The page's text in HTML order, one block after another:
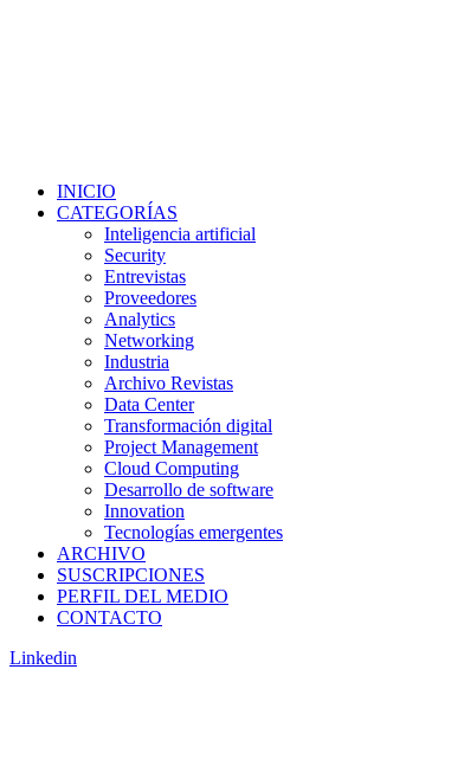
INICIO
CATEGORÍAS
Inteligencia artificial
Security
Entrevistas
Proveedores
Analytics
Networking
Industria
Archivo Revistas
Data Center
Transformación digital
Project Management
Cloud Computing
Desarrollo de software
Innovation
Tecnologías emergentes
ARCHIVO
SUSCRIPCIONES
PERFIL DEL MEDIO
CONTACTO
Linkedin